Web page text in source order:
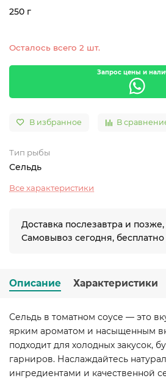
250 г
Осталось всего 2 шт.
Запрос цены и
В избранное В
Тип рыбы
Сельдь
Все характеристики
Доставка послезавтра и позже,
Самовывоз сегодня, бесплатно
Описание Характеристики
Сельдь в томатном соусе — это
ярким ароматом и насыщенным
подходит для холодных закусок,
гарниров. Наслаждайтесь
ингредиентами и качественной